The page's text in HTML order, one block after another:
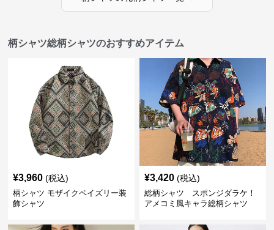
柄シャツ総柄シャツのおすすめアイテム
¥3,960 (税込)
柄シャツ モザイクペイズリー装
飾シャツ
¥3,420 (税込)
総柄シャツ スポンジダラケ！
アメコミ風キャラ総柄シャツ